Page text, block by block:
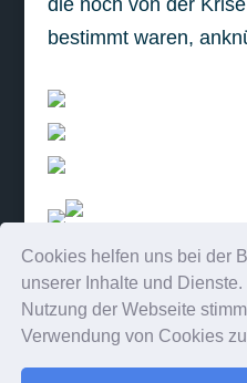
Cookies helfen uns bei der
unserer Inhalte und
Nutzung der Webseite
Verwendung von Cookies
die noch von der
bestimmt waren,
weiterlesen